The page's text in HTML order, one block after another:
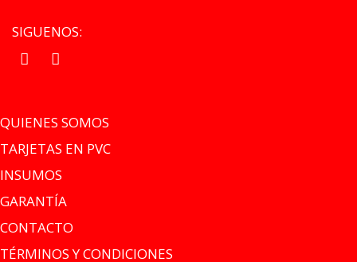
SIGUENOS:
QUIENES SOMOS
TARJETAS EN PVC
INSUMOS
GARANTÍA
CONTACTO
TÉRMINOS Y CONDICIONES